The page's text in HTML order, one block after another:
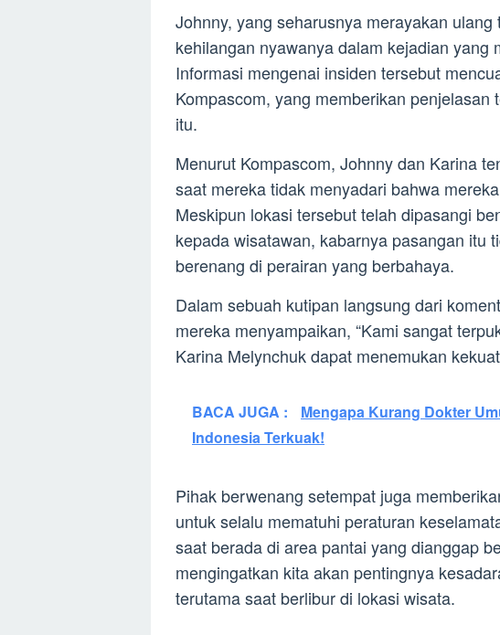
Johnny, yang seharusnya merayakan
kehilangan nyawanya dalam kejadian yang
Informasi mengenai insiden tersebut
Kompascom, yang memberikan
itu.
Menurut Kompascom, Johnny dan Karina
saat mereka tidak menyadari bahwa
Meskipun lokasi tersebut telah dipasangi
kepada wisatawan, kabarnya pasangan itu
berenang di perairan yang berbahaya.
Dalam sebuah kutipan langsung dari
mereka menyampaikan, “Kami sangat
Karina Melynchuk dapat menemukan
BACA JUGA :
Mengapa Kurang Dokter
Indonesia Terkuak!
Pihak berwenang setempat juga
untuk selalu mematuhi peraturan
saat berada di area pantai yang dianggap
mengingatkan kita akan pentingnya
terutama saat berlibur di lokasi wisata.